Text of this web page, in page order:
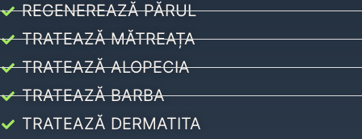
REGENEREAZĂ PĂRUL
TRATEAZĂ MĂTREAȚA
TRATEAZĂ ALOPECIA
TRATEAZĂ BARBA
TRATEAZĂ DERMATITA